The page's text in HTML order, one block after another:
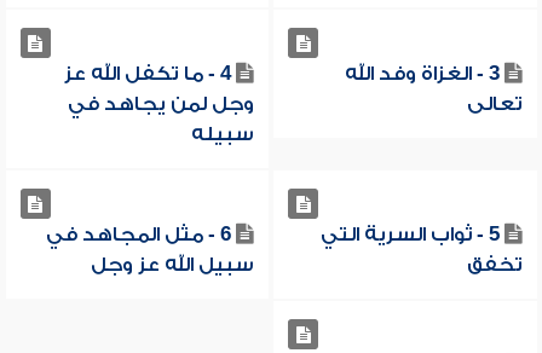
3 - الغزاة وفد الله
تعالى
4 - ما تكفل الله عز
وجل لمن يجاهد في
سبيله
5 - ثواب السرية التي
تخفق
6 - مثل المجاهد في
سبيل الله عز وجل